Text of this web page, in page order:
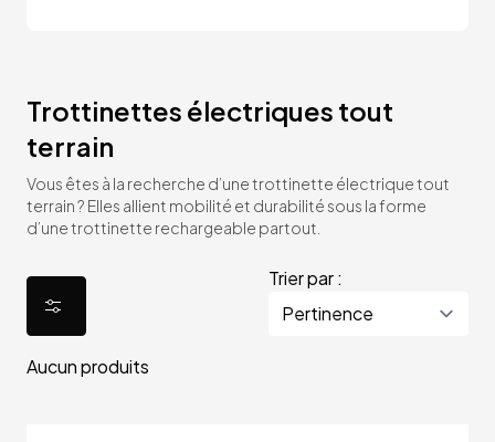
Trottinettes électriques tout
terrain
Vous êtes à la recherche d’une trottinette électrique tout
terrain ? Elles allient mobilité et durabilité sous la forme
d’une trottinette rechargeable partout.
Trier par :
Aucun produits